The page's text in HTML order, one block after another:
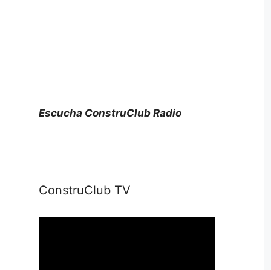
Escucha ConstruClub Radio
ConstruClub TV